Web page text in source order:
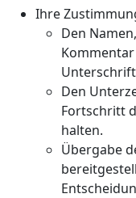
Ihre
Den
Den
Fortschritt
halten.
Übergabe